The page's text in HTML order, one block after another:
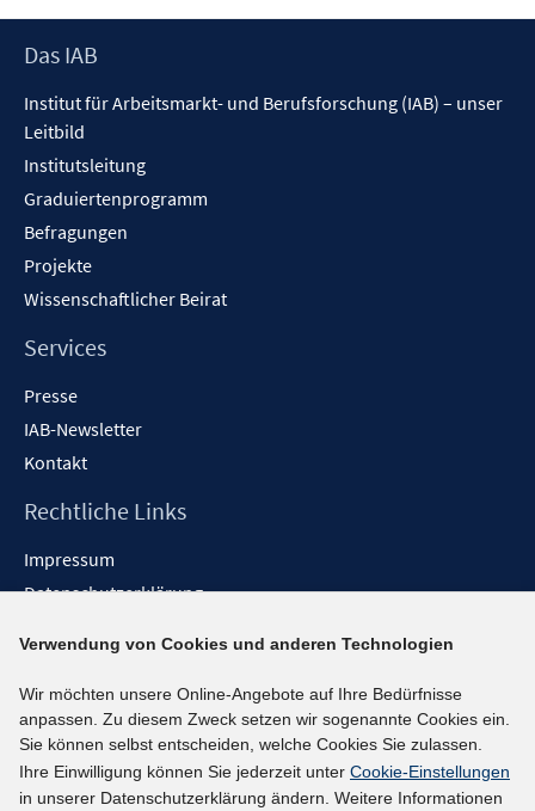
Footer
Das IAB
Institut für Arbeitsmarkt- und Berufsforschung (IAB) – unser
Leitbild
Institutsleitung
Graduiertenprogramm
Befragungen
Projekte
Wissenschaftlicher Beirat
Services
Presse
IAB-Newsletter
Kontakt
Rechtliche Links
Impressum
Datenschutzerklärung
Barrieren melden
Social-Media-Kanäle
BlueSky
YouTube
Verwendung von Cookies und anderen Technologien
Wir möchten unsere Online-Angebote auf Ihre Bedürfnisse
anpassen. Zu diesem Zweck setzen wir sogenannte Cookies ein.
Sie können selbst entscheiden, welche Cookies Sie zulassen.
Ihre Einwilligung können Sie jederzeit unter Cookie-Einstellungen
in unserer Datenschutzerklärung ändern. Weitere Informationen